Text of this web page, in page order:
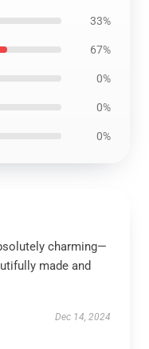
33%
67%
0%
0%
0%
charming—
made and
Dec 14, 2024